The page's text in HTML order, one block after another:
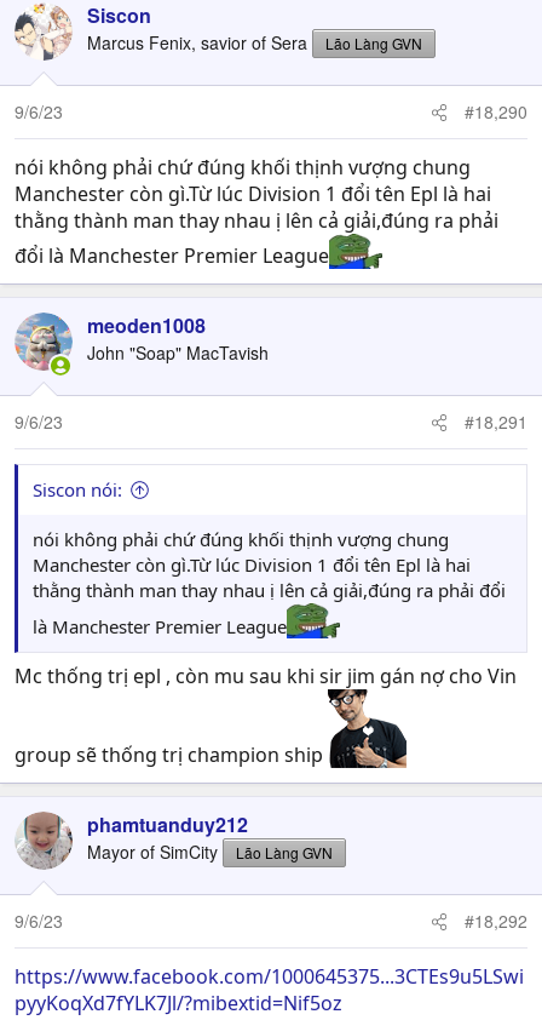
Siscon
Marcus Fenix, savior of Sera Lão Làng GVN
9/6/23 #18,290
nói không phải chứ đúng khối thịnh vượng chung
Manchester còn gì.Từ lúc Division 1 đổi tên Epl là hai
thằng thành man thay nhau ị lên cả giải,đúng ra phải
đổi là Manchester Premier League
meoden1008
John "Soap" MacTavish
9/6/23 #18,291
Siscon nói:
nói không phải chứ đúng khối thịnh vượng chung
Manchester còn gì.Từ lúc Division 1 đổi tên Epl là hai
thằng thành man thay nhau ị lên cả giải,đúng ra phải đổi
là Manchester Premier League
Mc thống trị epl , còn mu sau khi sir jim gán nợ cho Vin
group sẽ thống trị champion ship
phamtuanduy212
Mayor of SimCity Lão Làng GVN
9/6/23 #18,292
https://www.facebook.com/1000645375...3CTEs9u5LSwi
pyyKoqXd7fYLK7Jl/?mibextid=Nif5oz